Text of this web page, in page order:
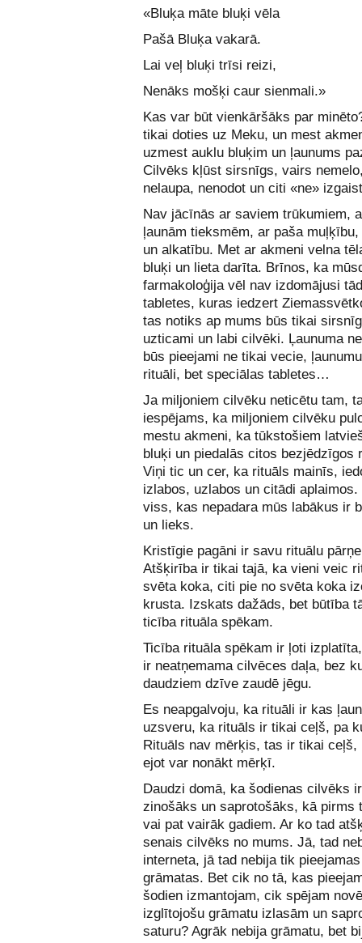
«Bluķa māte bluķi vēla
Pašā Bluķa vakarā.
Lai veļ bluķi trīsi reizi,
Nenāks mošķi caur sienmali.»
Kas var būt vienkāršāks par
tikai doties uz Meku, un mest
uzmest auklu bluķim un ļaunums
Cilvēks kļūst sirsnīgs, vairs
nelaupa, nenodot un citi «ne»
Nav jācīnās ar saviem trūkumiem,
ļaunām tieksmēm, ar paša
un alkatību. Met ar akmeni velna
bluķi un lieta darīta. Brīnos, ka
farmakoloģija vēl nav izdomājusi
tabletes, kuras iedzert
tas notiks ap mums būs tikai
uzticami un labi cilvēki. Ļaunuma
būs pieejami ne tikai vecie,
rituāli, bet speciālas tabletes…
Ja miljoniem cilvēku neticētu tam,
iespējams, ka miljoniem cilvēku
mestu akmeni, ka tūkstošiem
bluķi un piedalās citos bezjēdzīgos
Viņi tic un cer, ka rituāls mainīs,
izlabos, uzlabos un citādi
viss, kas nepadara mūs labākus ir
un lieks.
Kristīgie pagāni ir savu rituālu
Atšķirība ir tikai tajā, ka vieni veic
svēta koka, citi pie no svēta koka
krusta. Izskats dažāds, bet būtība
ticība rituāla spēkam.
Ticība rituāla spēkam ir ļoti
ir neatņemama cilvēces daļa, bez
daudziem dzīve zaudē jēgu.
Es neapgalvoju, ka rituāli ir kas
uzsveru, ka rituāls ir tikai ceļš, pa
Rituāls nav mērķis, tas ir tikai ceļš,
ejot var nonākt mērķī.
Daudzi domā, ka šodienas cilvēks
zinošāks un saprotošāks, kā pirms
vai pat vairāk gadiem. Ar ko tad
senais cilvēks no mums. Jā, tad
interneta, jā tad nebija tik pieejamas
grāmatas. Bet cik no tā, kas
šodien izmantojam, cik spējam
izglītojošu grāmatu izlasām un
saturu? Agrāk nebija grāmatu, bet